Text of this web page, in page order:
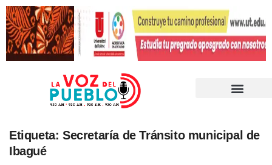
Etiqueta: Secretaría de Tránsito municipal de
Ibagué